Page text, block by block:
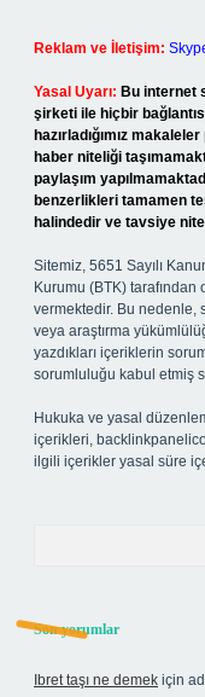
Reklam ve İletişim:
Yasal Uyarı: Bu internet
şirketi ile hiçbir
hazırladığımız
haber niteliği
paylaşım
benzerlikleri tamamen
halindedir ve tavsiye
Sitemiz, 5651 Sayılı
Kurumu (BTK) tarafından
vermektedir. Bu nedenle,
veya araştırma
yazdıkları içeriklerin
sorumluluğu kabul etmiş
Hukuka ve yasal
içerikleri,
ilgili içerikler yasal süre
Son yorumlar
Ibret taşı ne demek için